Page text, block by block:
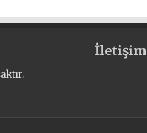
İletişim